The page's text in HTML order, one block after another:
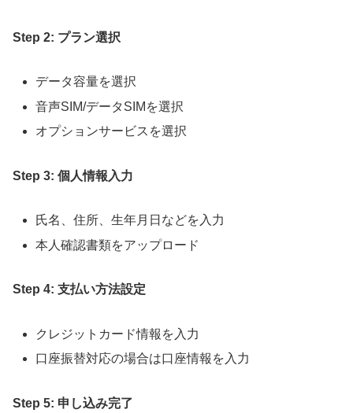
Step 2: プラン選択
データ容量を選択
音声SIM/データSIMを選択
オプションサービスを選択
Step 3: 個人情報入力
氏名、住所、生年月日などを入力
本人確認書類をアップロード
Step 4: 支払い方法設定
クレジットカード情報を入力
口座振替対応の場合は口座情報を入力
Step 5: 申し込み完了